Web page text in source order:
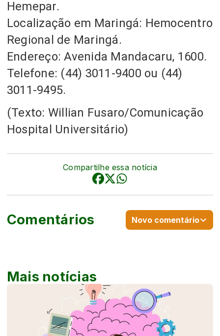
Hemepar.
Localização em Maringá: Hemocentro
Regional de Maringá.
Endereço: Avenida Mandacaru, 1600.
Telefone: (44) 3011-9400 ou (44)
3011-9495.
(Texto: Willian Fusaro/Comunicação
Hospital Universitário)
Compartilhe essa notícia
Comentários Novo comentário
Mais notícias